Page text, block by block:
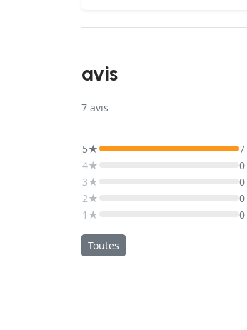
avis
7 avis
5★
7
4★
0
3★
0
2★
0
1★
0
Toutes